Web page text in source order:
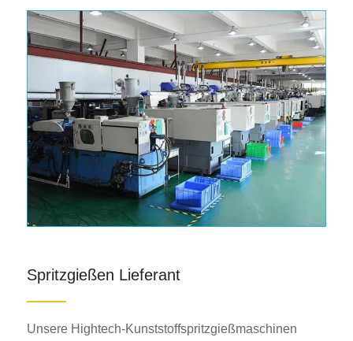
Spritzgießen Lieferant
Unsere Hightech-Kunststoffspritzgießmaschinen